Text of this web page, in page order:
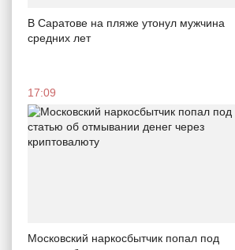
В Саратове на пляже утонул мужчина
средних лет
17:09
Московский наркосбытчик попал под